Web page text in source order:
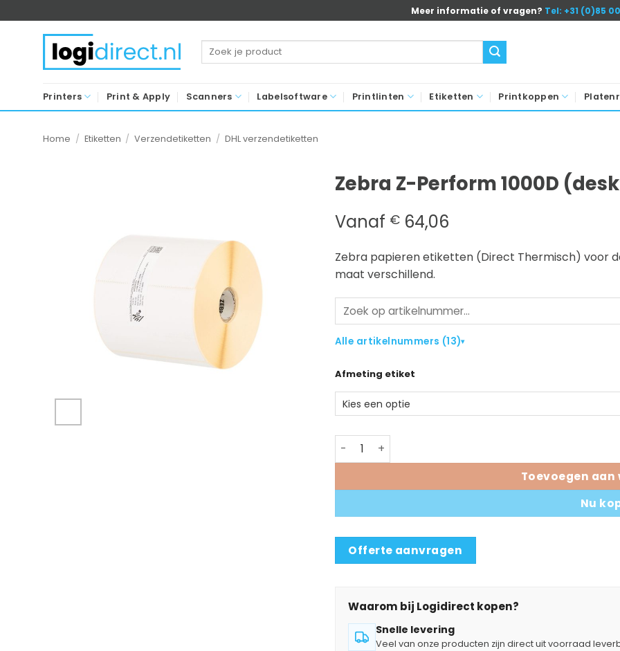
naar
Meer informatie of vragen? Tel: +31 (0)85
Zoeken
Printers Print & Apply Scanners Labelsoftware Printlinten Etiketten Printkoppen
Home / Etiketten / Verzendetiketten / DHL verzendetiketten
Zebra Z-Perform 1000D
Vanaf €64,06
Zebra papieren etiketten (Direct Thermisch) voor
maat verschillend.
Alle artikelnummers (13)▾
Afmeting etiket
Zebra Z-Perform 1000D (desktop) etiketten aantal
Toevoegen aan
Nu
Offerte aanvragen
Waarom bij Logidirect kopen?
Snelle levering
Veel van onze producten zijn direct uit voorraad